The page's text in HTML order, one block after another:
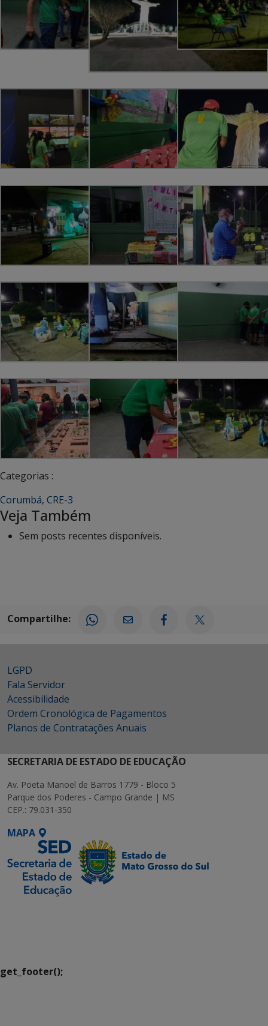
Categorias :
Corumbá, CRE-3
Veja Também
Sem posts recentes disponíveis.
Compartilhe:
LGPD
Fala Servidor
Acessibilidade
Ordem Cronológica de Pagamentos
Planos de Contratações Anuais
SECRETARIA DE ESTADO DE EDUCAÇÃO
Av. Poeta Manoel de Barros 1779 - Bloco 5
Parque dos Poderes - Campo Grande | MS
CEP.: 79.031-350
MAPA
get_footer();